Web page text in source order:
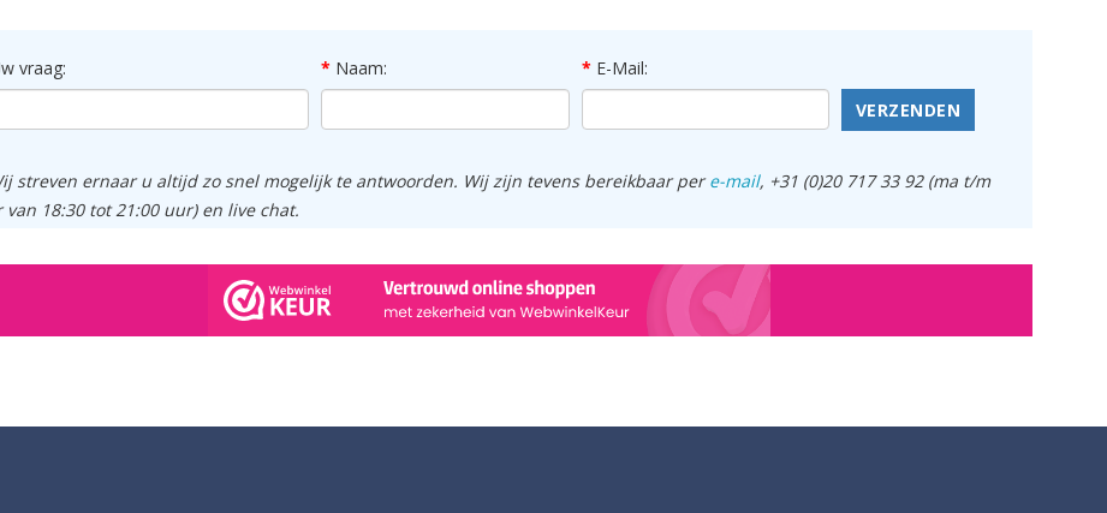
vraag: Naam:
E-Mail:
VERZENDEN
streven ernaar u altijd zo snel mogelijk te antwoorden. Wij zijn tevens bereikbaar pere-mail, +31 (0)20 717 33 92 (ma t/m
van 18:30 tot 21:00 uur) en live chat.